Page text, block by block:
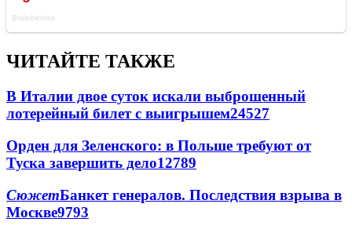
ЧИТАЙТЕ ТАКЖЕ
В Италии двое суток искали выброшенный
лотерейный билет с выигрышем24527
Орден для Зеленского: в Польше требуют от
Туска завершить дело12789
СюжетБанкет генералов. Последствия взрыва в
Москве9793